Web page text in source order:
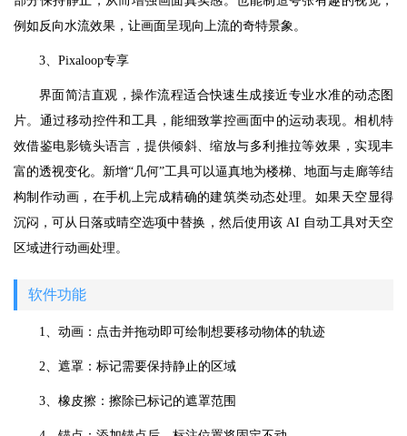
例如反向水流效果，让画面呈现向上流的奇特景象。
3、Pixaloop专享
界面简洁直观，操作流程适合快速生成接近专业水准的动态图
片。通过移动控件和工具，能细致掌控画面中的运动表现。相机特
效借鉴电影镜头语言，提供倾斜、缩放与多利推拉等效果，实现丰
富的透视变化。新增“几何”工具可以逼真地为楼梯、地面与走廊等结
构制作动画，在手机上完成精确的建筑类动态处理。如果天空显得
沉闷，可从日落或晴空选项中替换，然后使用该 AI 自动工具对天空
区域进行动画处理。
软件功能
1、动画：点击并拖动即可绘制想要移动物体的轨迹
2、遮罩：标记需要保持静止的区域
3、橡皮擦：擦除已标记的遮罩范围